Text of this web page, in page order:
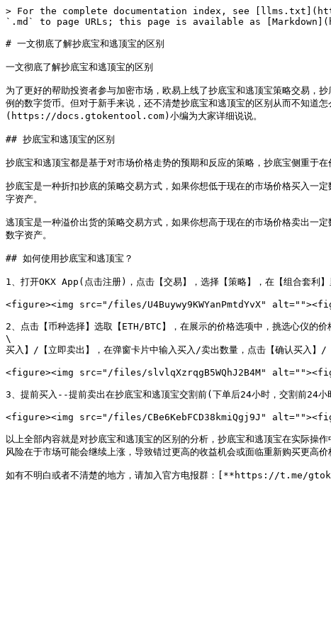
> For the complete documentation index, see
`.md` to page URLs; this page is available as
# 一文彻底了解抄底宝和逃顶宝的区别
一文彻底了解抄底宝和逃顶宝的区别
为了更好的帮助投资者参与加密市场，欧易上线了抄底宝和逃顶宝策略交易，
例的数字货币。但对于新手来说，还不清楚抄底宝和逃顶宝的区别从而不知
(https://docs.gtokentool.com)小编为大家详细说说。
## 抄底宝和逃顶宝的区别
抄底宝和逃顶宝都是基于对市场价格走势的预期和反应的策略，抄底宝侧重于
抄底宝是一种折扣抄底的策略交易方式，如果你想低于现在的市场价格买入一
字资产。
逃顶宝是一种溢价出货的策略交易方式，如果你想高于现在的市场价格卖出一
数字资产。
## 如何使用抄底宝和逃顶宝？
1、打开OKX App(点击注册)，点击【交易】，选择【策略】，在【组合套利】
<figure><img src="/files/U4Buywy9KWYanPmtdYvX"
2、点击【币种选择】选取【ETH/BTC】，在展示的价格选项中，挑选心仪的
\
买入】/【立即卖出】，在弹窗卡片中输入买入/卖出数量，点击【确认买入】/
<figure><img src="/files/slvlqXzrqgB5WQhJ2B4M"
3、提前买入--提前卖出在抄底宝和逃顶宝交割前(下单后24小时，交割前24
<figure><img src="/files/CBe6KebFCD38kmiQgj9J"
以上全部内容就是对抄底宝和逃顶宝的区别的分析，抄底宝和逃顶宝在实际操
风险在于市场可能会继续上涨，导致错过更高的收益机会或面临重新购买更高